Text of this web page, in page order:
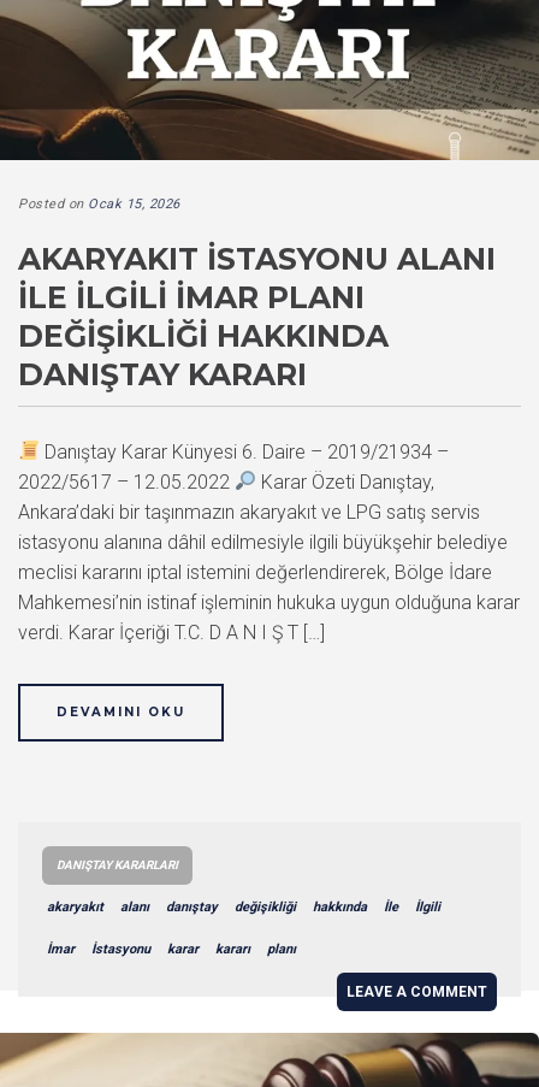
Posted on Ocak 15, 2026
AKARYAKIT İSTASYONU ALANI
İLE İLGILI İMAR PLANI
DEĞIŞIKLIĞI HAKKINDA
DANIŞTAY KARARI
Danıştay Karar Künyesi 6. Daire – 2019/21934 –
2022/5617 – 12.05.2022
Karar Özeti Danıştay,
Ankara’daki bir taşınmazın akaryakıt ve LPG satış servis
istasyonu alanına dâhil edilmesiyle ilgili büyükşehir belediye
meclisi kararını iptal istemini değerlendirerek, Bölge İdare
Mahkemesi’nin istinaf işleminin hukuka uygun olduğuna karar
verdi. Karar İçeriği T.C. D A N I Ş T […]
DEVAMINI OKU
DANIŞTAY KARARLARI
akaryakıt alanı danıştay değişikliği hakkında İle İlgili
İmar İstasyonu karar kararı planı
LEAVE A COMMENT